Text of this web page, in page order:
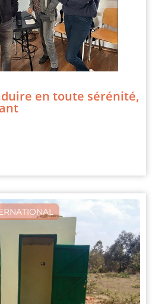
en toute sérénité,